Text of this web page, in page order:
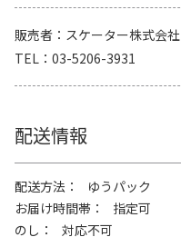
販売者
スケーター株式会社
TEL
03-5206-3931
配送情報
配送方法
ゆうパック
お届け時間帯
指定可
のし
対応不可